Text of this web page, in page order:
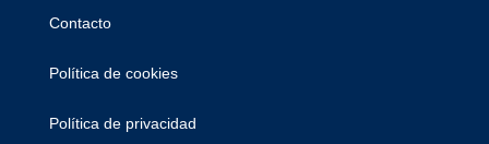
Contacto
Política de cookies
Política de privacidad